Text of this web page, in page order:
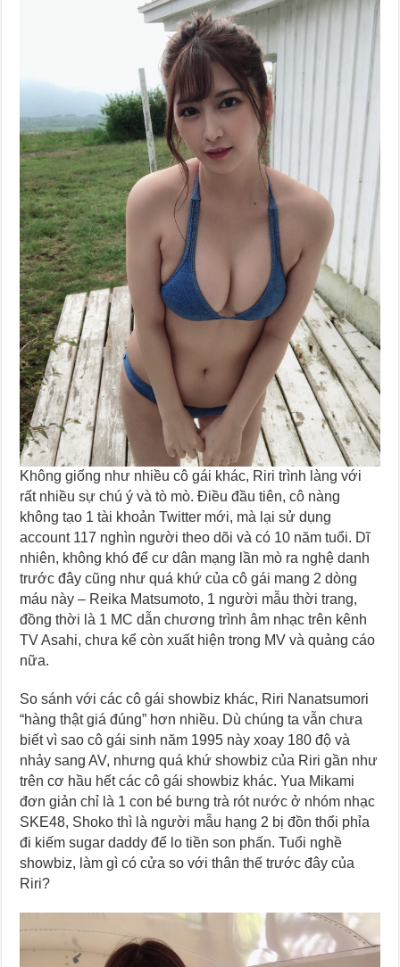
Không giống như nhiều cô gái khác, Riri trình làng với
rất nhiều sự chú ý và tò mò. Điều đầu tiên, cô nàng
không tạo 1 tài khoản Twitter mới, mà lại sử dụng
account 117 nghìn người theo dõi và có 10 năm tuổi. Dĩ
nhiên, không khó để cư dân mạng lần mò ra nghệ danh
trước đây cũng như quá khứ của cô gái mang 2 dòng
máu này – Reika Matsumoto, 1 người mẫu thời trang,
đồng thời là 1 MC dẫn chương trình âm nhạc trên kênh
TV Asahi, chưa kể còn xuất hiện trong MV và quảng cáo
nữa.
So sánh với các cô gái showbiz khác, Riri Nanatsumori
“hàng thật giá đúng” hơn nhiều. Dù chúng ta vẫn chưa
biết vì sao cô gái sinh năm 1995 này xoay 180 độ và
nhảy sang AV, nhưng quá khứ showbiz của Riri gần như
trên cơ hầu hết các cô gái showbiz khác. Yua Mikami
đơn giản chỉ là 1 con bé bưng trà rót nước ở nhóm nhạc
SKE48, Shoko thì là người mẫu hạng 2 bị đồn thổi phỉa
đi kiếm sugar daddy để lo tiền son phấn. Tuổi nghề
showbiz, làm gì có cửa so với thân thế trước đây của
Riri?